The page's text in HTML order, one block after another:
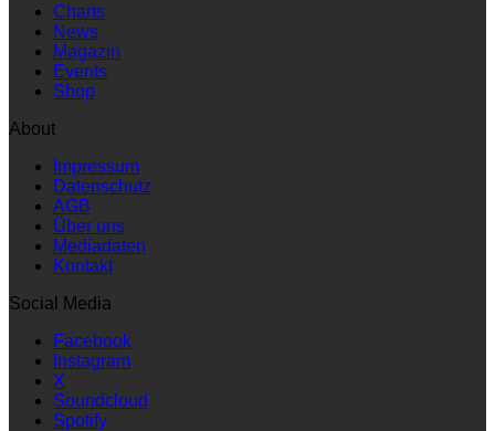
Charts
News
Magazin
Events
Shop
About
Impressum
Datenschutz
AGB
Über uns
Mediadaten
Kontakt
Social Media
Facebook
Instagram
X
Soundcloud
Spotify